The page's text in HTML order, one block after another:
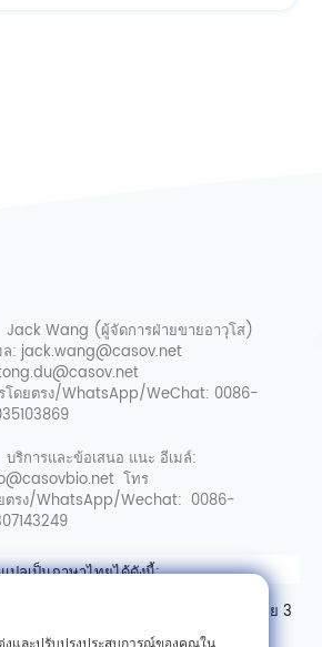
Jack Wang (ผู้จัดการฝ่ายขายอาวุโส)
ล: jack.wang@casov.net
โดยตรง/WhatsApp/WeChat: 0086-
บริการและข้อเสนอ แนะ อีเมล์:
โทร
ตรง/WhatsApp/Wechat: 0086-
ปลเป็นภาษาไทยได้ดังนี้:
เคราะห์อู่ฮั่น เลขที่ 89 ถนนเกาเค่อหยวนสาย 3
ลยีใหม่ตงหู อู่ฮั่น มณฑลหูเป่ย์